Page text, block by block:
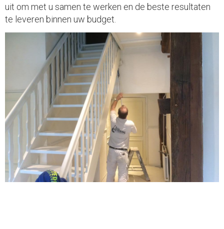
uit om met u samen te werken en de beste resultaten
te leveren binnen uw budget.